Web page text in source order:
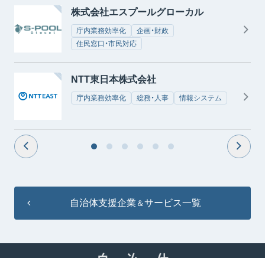
株式会社エスプールグローカル
庁内業務効率化
企画・財政
住民窓口・市民対応
NTT東日本株式会社
庁内業務効率化 総務・人事 情報システム
自治体支援企業 ＆サービス一覧